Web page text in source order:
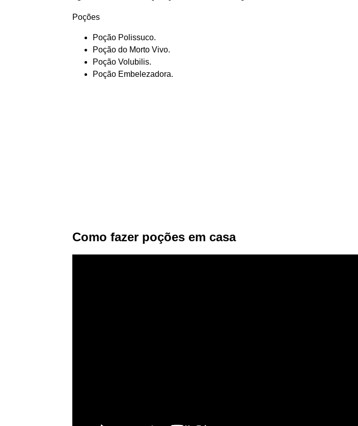
Poções
Poção Polissuco.
Poção do Morto Vivo.
Poção Volubilis.
Poção Embelezadora.
Como fazer poções em casa